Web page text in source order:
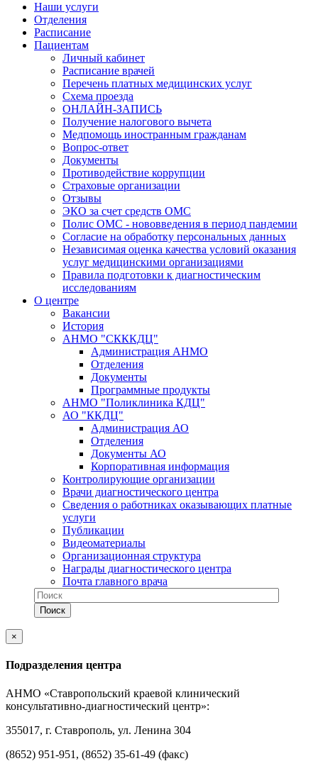
Наши услуги
Отделения
Расписание
Пациентам
Личный кабинет
Расписание врачей
Перечень платных медицинских услуг
Схема проезда
ОНЛАЙН-ЗАПИСЬ
Получение налогового вычета
Медпомощь иностранным гражданам
Вопрос-ответ
Документы
Противодействие коррупции
Страховые организации
Отзывы
ЭКО за счет средств ОМС
Полис ОМС - нововведения в период пандемии
Согласие на обработку персональных данных
Независимая оценка качества условий оказания
услуг медицинскими организациями
Правила подготовки к диагностическим
исследованиям
О центре
Вакансии
История
АНМО "СКККДЦ"
Администрация АНМО
Отделения
Документы
Программные продукты
АНМО "Поликлиника КДЦ"
АО "ККДЦ"
Администрация АО
Отделения
Документы АО
Корпоративная информация
Контролирующие организации
Врачи диагностического центра
Сведения о работниках оказывающих платные
услуги
Публикации
Видеоматериалы
Организационная структура
Награды диагностического центра
Почта главного врача
×
Подразделения центра
АНМО «Ставропольский краевой клинический
консультативно-диагностический центр»:
355017, г. Ставрополь, ул. Ленина 304
(8652) 951-951, (8652) 35-61-49 (факс)